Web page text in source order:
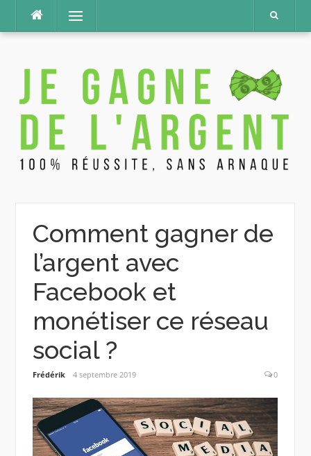
contenu
Menu
Comment gagner de
l’argent avec
Facebook et
monétiser ce réseau
social ?
Frédérik 4 septembre 2019 0